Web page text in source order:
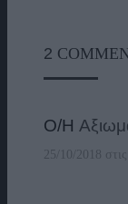
2
Ο/Η
25/10/2018 στις